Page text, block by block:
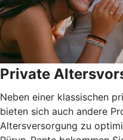
Private
Neben einer klassischen
bieten sich auch andere
Altersversorgung zu